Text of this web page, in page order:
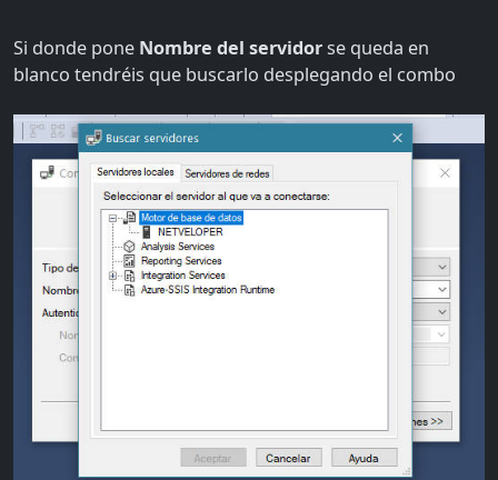
Si donde pone Nombre del servidorse queda en
blanco tendréis que buscarlo desplegando el combo